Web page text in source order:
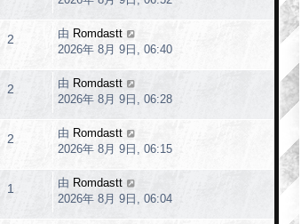
2 由 Romdastt
2026年 8月 9日, 06:40
2 由 Romdastt
2026年 8月 9日, 06:28
2 由 Romdastt
2026年 8月 9日, 06:15
1 由 Romdastt
2026年 8月 9日, 06:04